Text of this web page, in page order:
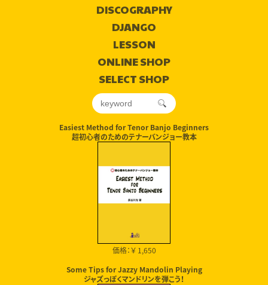
DISCOGRAPHY
DJANGO
LESSON
ONLINE SHOP
SELECT SHOP
Easiest Method for Tenor Banjo Beginners
超初心者のためのテナーバンジョー教本
価格：￥ 1,650
Some Tips for Jazzy Mandolin Playing
ジャズっぽくマンドリンを弾こう！